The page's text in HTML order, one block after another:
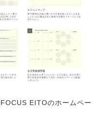
FOCUS EITOのホームペー